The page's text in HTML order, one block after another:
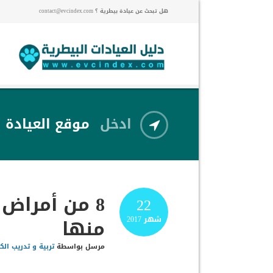
هل تبحث عن عيادة بيطرية ؟ contact@evcindex.com
ادخل موقع العيادة
22
شهر2017 8 من
منها
مرسل بواسطةتربية و تدريب